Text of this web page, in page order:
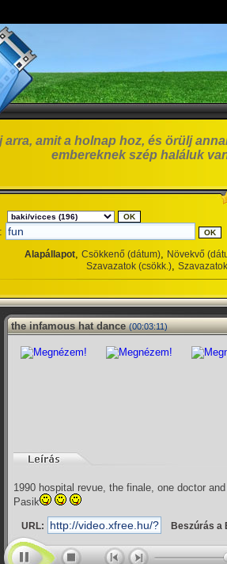
arra, amit a holnap hoz, és örülj
embereknek szép haláluk
Alapállapot, Csökkenő (dátum), Növekvő
Szavazatok (csökk.),
the infamous hat dance (00:03:11)
1990 hospital revue, the finale, one doctor
Pasik
URL: Beszúrás a